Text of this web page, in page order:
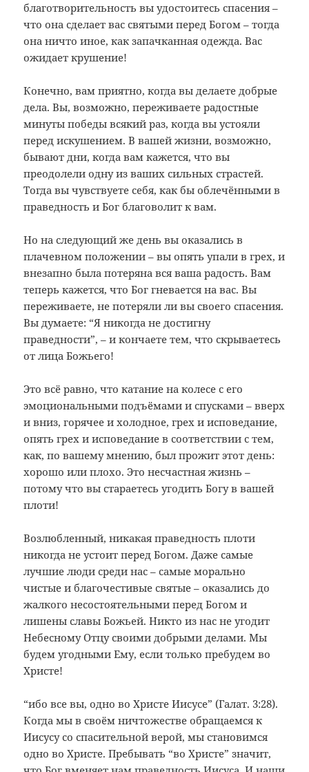
благотворительность вы удостоитесь спасения –
что она сделает вас святыми перед Богом – тогда
она ничто иное, как запачканная одежда. Вас
ожидает крушение!
Конечно, вам приятно, когда вы делаете добрые
дела. Вы, возможно, переживаете радостные
минуты победы всякий раз, когда вы устояли
перед искушением. В вашей жизни, возможно,
бывают дни, когда вам кажется, что вы
преодолели одну из ваших сильных страстей.
Тогда вы чувствуете себя, как бы облечёнными в
праведность и Бог благоволит к вам.
Но на следующий же день вы оказались в
плачевном положении – вы опять упали в грех, и
внезапно была потеряна вся ваша радость. Вам
теперь кажется, что Бог гневается на вас. Вы
переживаете, не потеряли ли вы своего спасения.
Вы думаете: “Я никогда не достигну
праведности”, – и кончаете тем, что скрываетесь
от лица Божьего!
Это всё равно, что катание на колесе с его
эмоциональными подъёмами и спусками – вверх
и вниз, горячее и холодное, грех и исповедание,
опять грех и исповедание в соответствии с тем,
как, по вашему мнению, был прожит этот день:
хорошо или плохо. Это несчастная жизнь –
потому что вы стараетесь угодить Богу в вашей
плоти!
Возлюбленный, никакая праведность плоти
никогда не устоит перед Богом. Даже самые
лучшие люди среди нас – самые морально
чистые и благочестивые святые – оказались до
жалкого несостоятельными перед Богом и
лишены славы Божьей. Никто из нас не угодит
Небесному Отцу своими добрыми делами. Мы
будем угодными Ему, если только пребудем во
Христе!
“ибо все вы, одно во Христе Иисусе” (Галат. 3:28).
Когда мы в своём ничтожестве обращаемся к
Иисусу со спасительной верой, мы становимся
одно во Христе. Пребывать “во Христе” значит,